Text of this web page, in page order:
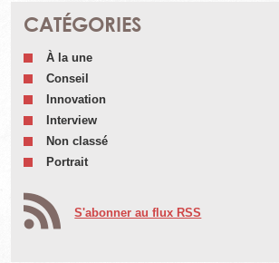
CATÉGORIES
À la une
Conseil
Innovation
Interview
Non classé
Portrait
S'abonner au flux RSS